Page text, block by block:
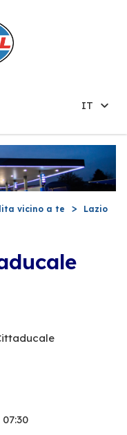
IT
vicino a te
Lazio